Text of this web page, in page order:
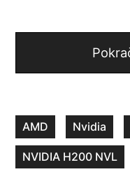
AMD Nvidia
NVIDIA H200 NVL